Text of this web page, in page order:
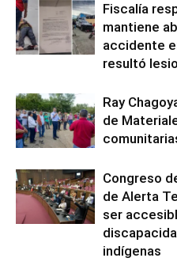
Fiscalía
mantiene
accidente
resultó
Ray
de
Congreso
de Alerta
ser
indígenas